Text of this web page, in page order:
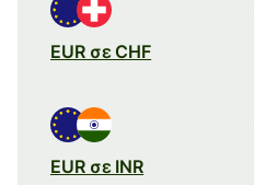
EUR σε CHF
EUR σε INR